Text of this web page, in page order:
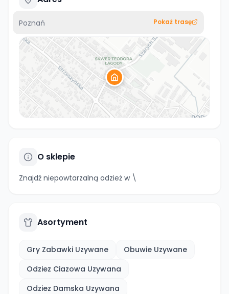
Poznań Pokaż trasę
O sklepie
Znajdź niepowtarzalną odzież w \
Asortyment
Gry Zabawki Uzywane
Obuwie Uzywane
Odziez Ciazowa Uzywana
Odziez Damska Uzywana